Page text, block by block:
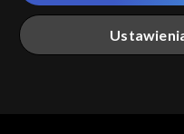
Twoje dane osobowe
Ciebie naszych
„Portalem”, w tym